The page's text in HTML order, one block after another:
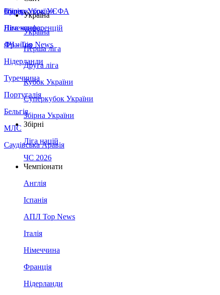
Збірна України
Італія
Німеччина
Франція
Нідерланди
Туреччина
Португалія
Бельгія
МЛС
Саудівська Аравія
Суперкубок УЄФА
Ліга конференцій
ЛЧ - Top News
Україна
Україна
Перша ліга
Друга ліга
Кубок України
Суперкубок України
Збірна України
Збірні
Ліга націй
ЧС 2026
Чемпіонати
Англія
Іспанія
АПЛ Top News
Італія
Німеччина
Франція
Нідерланди